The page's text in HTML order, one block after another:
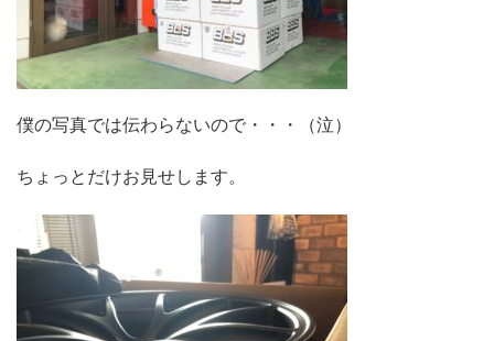
僕の写真では伝わらないので・・・（泣）
ちょっとだけお見せします。